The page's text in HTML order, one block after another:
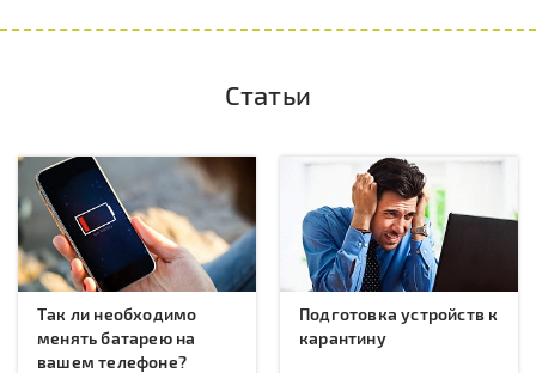
Статьи
Так ли необходимо
менять батарею на
вашем телефоне?
Подготовка устройств к
карантину